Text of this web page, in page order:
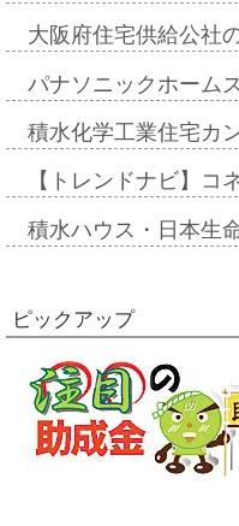
大阪府住宅供給公社
パナソニックホーム
積水化学工業住宅カ
【トレンドナビ】
積水ハウス・日本生
ピックアップ